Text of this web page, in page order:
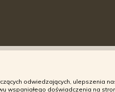
odwiedzających, ulepszenia
wspaniałego doświadczenia na